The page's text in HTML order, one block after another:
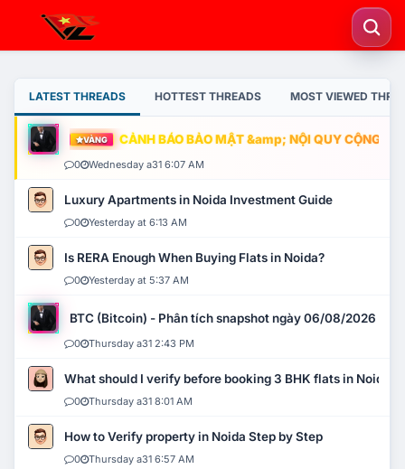
LATEST THREADS HOTTEST THREADS MOST VIEWED
VÀNG CẢNH BÁO BẢO MẬT &amp; NỘI QUY CỘNG
0 Wednesday a31 6:07 AM
Luxury Apartments in Noida Investment Guide
0 Yesterday at 6:13 AM
Is RERA Enough When Buying Flats in Noida?
0 Yesterday at 5:37 AM
BTC (Bitcoin) - Phân tích snapshot ngày 06/08/2026
0 Thursday a31 2:43 PM
What should I verify before booking 3 BHK flats in Noida?
0 Thursday a31 8:01 AM
How to Verify property in Noida Step by Step
0 Thursday a31 6:57 AM